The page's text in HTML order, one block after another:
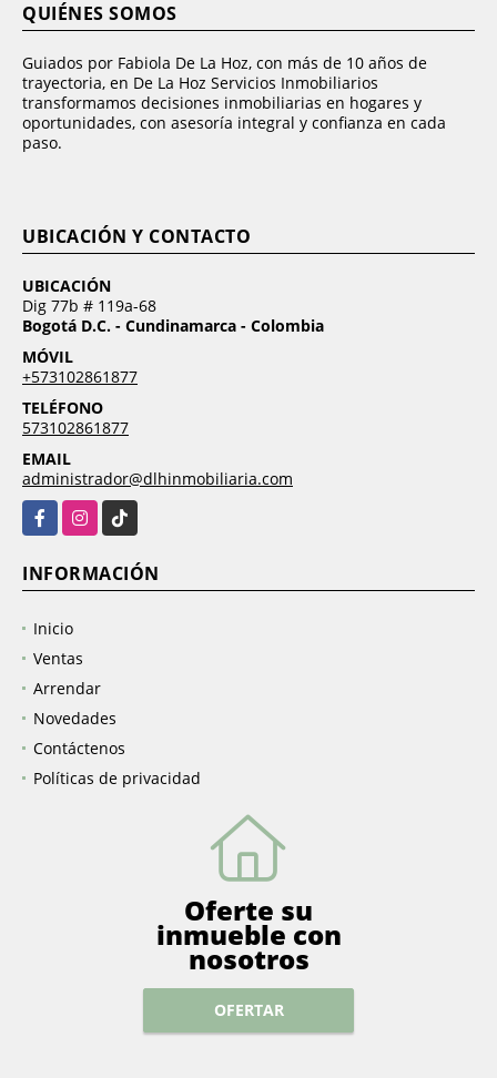
QUIÉNES SOMOS
Guiados por Fabiola De La Hoz, con más de 10 años de
trayectoria, en De La Hoz Servicios Inmobiliarios
transformamos decisiones inmobiliarias en hogares y
oportunidades, con asesoría integral y confianza en cada
paso.
UBICACIÓN Y CONTACTO
UBICACIÓN
Dig 77b # 119a-68
Bogotá D.C. - Cundinamarca - Colombia
MÓVIL
+573102861877
TELÉFONO
573102861877
EMAIL
administrador@dlhinmobiliaria.com
FacebookInstagramTikTok
INFORMACIÓN
Inicio
Ventas
Arrendar
Novedades
Contáctenos
Políticas de privacidad
Oferte su
inmueble con
nosotros
OFERTAR